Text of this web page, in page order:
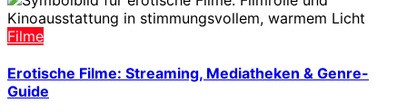
Filme
Erotische Filme: Streaming, Mediatheken & Genre-
Guide